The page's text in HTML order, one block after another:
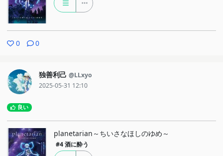
0 0
独善利己 @LLxyo
2025-05-31 12:10
良い
planetarian～ちいさなほしのゆめ～
#4 酒に酔う